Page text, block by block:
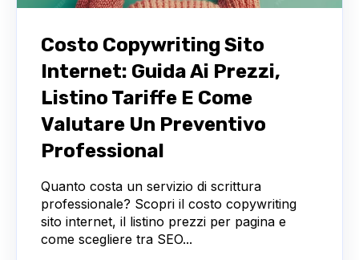
Costo Copywriting Sito
Internet: Guida Ai Prezzi,
Listino Tariffe E Come
Valutare Un Preventivo
Professional
Quanto costa un servizio di scrittura
professionale? Scopri il costo copywriting
sito internet, il listino prezzi per pagina e
come scegliere tra SEO...